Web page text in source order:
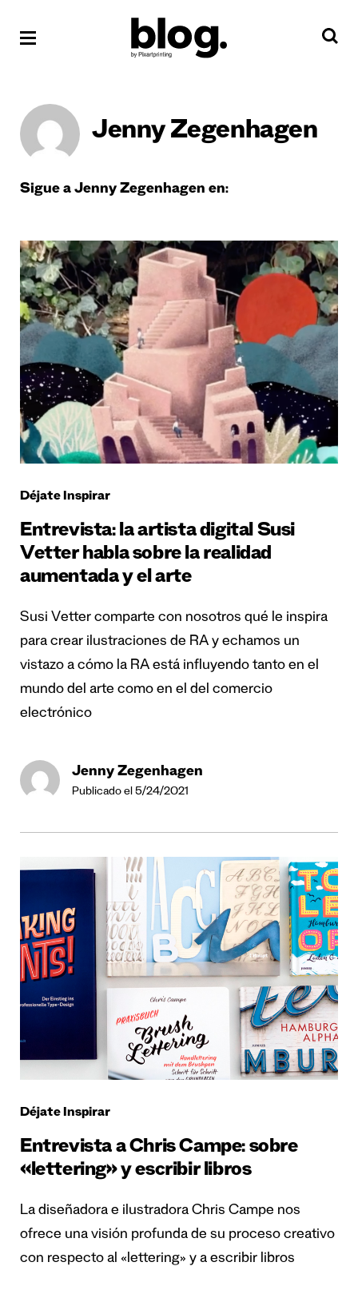
Jenny Zegenhagen
Sigue a Jenny Zegenhagen en:
Déjate Inspirar
Entrevista: la artista digital Susi
Vetter habla sobre la realidad
aumentada y el arte
Susi Vetter comparte con nosotros qué le inspira
para crear ilustraciones de RA y echamos un
vistazo a cómo la RA está influyendo tanto en el
mundo del arte como en el del comercio
electrónico
Jenny Zegenhagen
Publicado el 5/24/2021
Déjate Inspirar
Entrevista a Chris Campe: sobre
«lettering» y escribir libros
La diseñadora e ilustradora Chris Campe nos
ofrece una visión profunda de su proceso creativo
con respecto al «lettering» y a escribir libros